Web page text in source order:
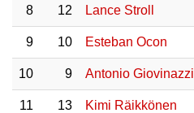
8 12 Lance Stroll
9 10 Esteban Ocon
10 9 Antonio Giovinazzi
11 13 Kimi Räikkönen